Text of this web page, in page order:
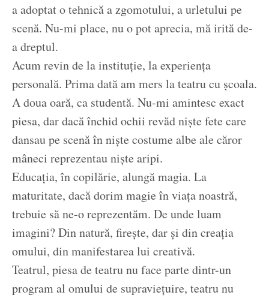
a adoptat o tehnică a zgomotului, a urletului pe
scenă. Nu-mi place, nu o pot aprecia, mă irită de-
a dreptul.
Acum revin de la instituție, la experiența
personală. Prima dată am mers la teatru cu școala.
A doua oară, ca studentă. Nu-mi amintesc exact
piesa, dar dacă închid ochii revăd niște fete care
dansau pe scenă în niște costume albe ale căror
mâneci reprezentau niște aripi.
Educația, în copilărie, alungă magia. La
maturitate, dacă dorim magie în viața noastră,
trebuie să ne-o reprezentăm. De unde luam
imagini? Din natură, firește, dar și din creația
omului, din manifestarea lui creativă.
Teatrul, piesa de teatru nu face parte dintr-un
program al omului de supraviețuire, teatru nu